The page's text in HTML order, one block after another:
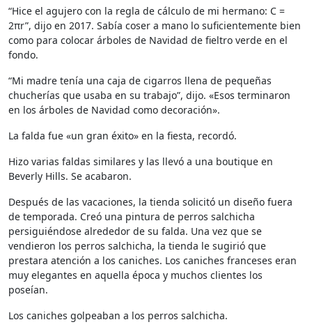
“Hice el agujero con la regla de cálculo de mi hermano: C =
2πr”, dijo en 2017. Sabía coser a mano lo suficientemente bien
como para colocar árboles de Navidad de fieltro verde en el
fondo.
“Mi madre tenía una caja de cigarros llena de pequeñas
chucherías que usaba en su trabajo”, dijo. «Esos terminaron
en los árboles de Navidad como decoración».
La falda fue «un gran éxito» en la fiesta, recordó.
Hizo varias faldas similares y las llevó a una boutique en
Beverly Hills. Se acabaron.
Después de las vacaciones, la tienda solicitó un diseño fuera
de temporada. Creó una pintura de perros salchicha
persiguiéndose alrededor de su falda. Una vez que se
vendieron los perros salchicha, la tienda le sugirió que
prestara atención a los caniches. Los caniches franceses eran
muy elegantes en aquella época y muchos clientes los
poseían.
Los caniches golpeaban a los perros salchicha.